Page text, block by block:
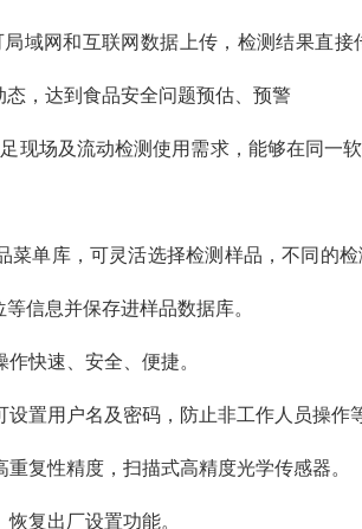
域网和互联网数据上传，检测结果直
，达到食品安全问题预估、预警
现场及流动检测使用需求，能够在同一
菜单库，可灵活选择检测样品，不同的
信息并保存进样品数据库。
快速、安全、便捷。
置用户名及密码，防止非工作人员操作
复性精度，扫描式高精度光学传感器。
复出厂设置功能。